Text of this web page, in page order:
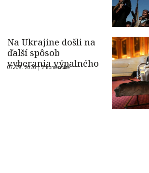
Na Ukrajine došli na
ďalší spôsob
vyberania výpalného
07. 08. 2026 |2 komentáre